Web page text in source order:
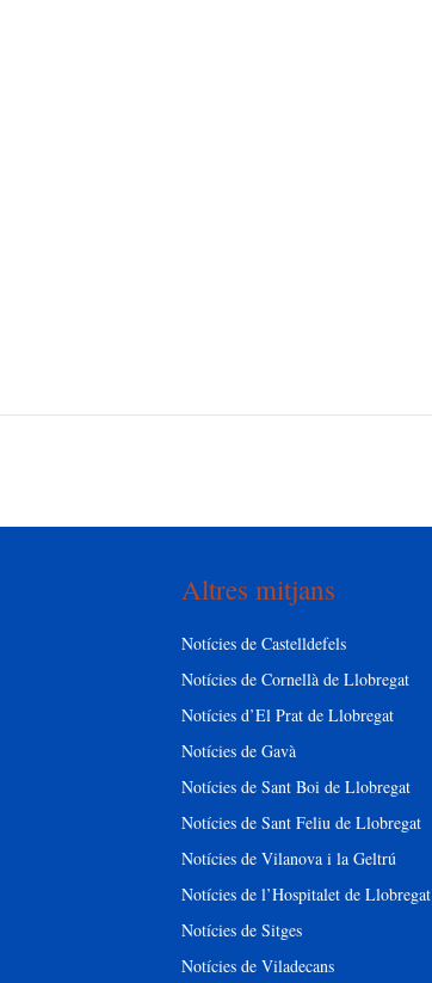
Altres mitjans
Notícies de Castelldefels
Notícies de Cornellà de Llobregat
Notícies d’El Prat de Llobregat
Notícies de Gavà
Notícies de Sant Boi de Llobregat
Notícies de Sant Feliu de Llobregat
Notícies de Vilanova i la Geltrú
Notícies de l’Hospitalet de Llobregat
Notícies de Sitges
Notícies de Viladecans